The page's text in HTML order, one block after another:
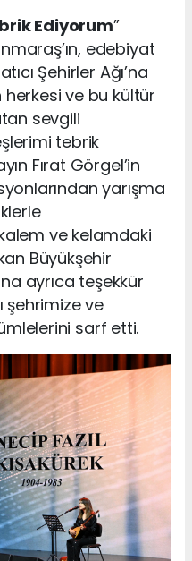
Ediyorum”
edebiyat
Şehirler Ağı’na
ve bu kültür
sevgili
tebrik
Fırat Görgel’in
yarışma
ve kelamdaki
Büyükşehir
ayrıca teşekkür
şehrimize ve
sarf etti.